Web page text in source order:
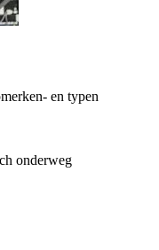
en typen
onderweg